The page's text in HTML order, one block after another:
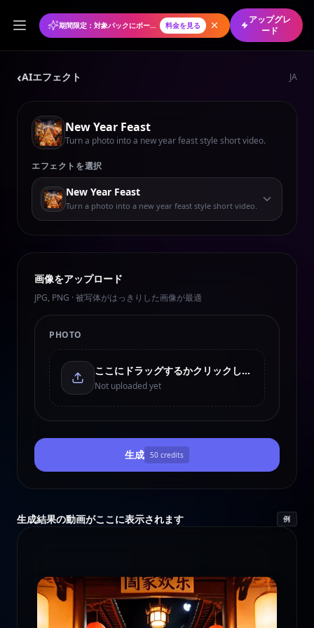
期間限定：対象パックにボーナスクレジット 料金を見る
アップグレ
ード
‹AIエフェクト JA
New Year Feast
Turn a photo into a new year feast style short video.
エフェクトを選択
New Year Feast
Turn a photo into a new year feast style short video.
画像をアップロード
JPG, PNG · 被写体がはっきりした画像が最適
PHOTO
ここにドラッグするかクリックしてアップロード
Not uploaded yet
生成 50 credits
生成結果の動画がここに表示されます 例